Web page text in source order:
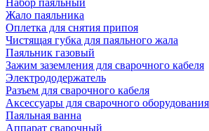
Набор паяльный
Жало паяльника
Оплетка для снятия припоя
Чистящая губка для паяльного жала
Паяльник газовый
Зажим заземления для сварочного кабеля
Электрододержатель
Разъем для сварочного кабеля
Аксессуары для сварочного оборудования
Паяльная ванна
Аппарат сварочный